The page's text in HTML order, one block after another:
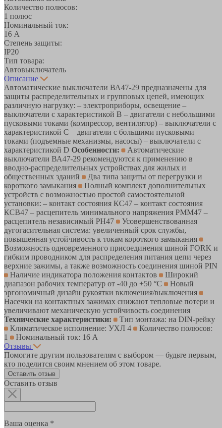
Количество полюсов:
1 полюс
Номинальный ток:
16 А
Степень защиты:
IP20
Тип товара:
Автовыключатель
Описание
Автоматические выключатели ВА47-29 предназначены для
защиты распределительных и групповых цепей, имеющих
различную нагрузку: – электроприборы, освещение –
выключатели с характеристикой В – двигатели с небольшими
пусковыми токами (компрессор, вентилятор) – выключатели с
характеристикой C – двигатели с большими пусковыми
токами (подъемные механизмы, насосы) – выключатели с
характеристикой D Особенности:
Автоматические
выключатели ВА47-29 рекомендуются к применению в
вводно-распределительных устройствах для жилых и
общественных зданий
Два типа защиты от перегрузки и
короткого замыкания
Полный комплект дополнительных
устройств с возможностью простой самостоятельной
установки: – контакт состояния КС47 – контакт состояния
КСВ47 – расцепитель минимального напряжения РММ47 –
расцепитель независимый РН47
Усовершенствованная
дугогасительная система: увеличенный срок службы,
повышенная устойчивость к токам короткого замыкания
Возможность одновременного присоединения шиной FORK и
гибким проводником для распределения питания цепи через
верхние зажимы, а также возможность соединения шиной PIN
Наличие индикатора положения контактов
Широкий
диапазон рабочих температур от -40 до +50 °С
Новый
эргономичный дизайн рукоятки включения/выключения
Насечки на контактных зажимах снижают тепловые потери и
увеличивают механическую устойчивость соединения
Технические характеристики:
Тип монтажа: на DIN-рейку
Климатическое исполнение: УХЛ 4
Количество полюсов:
1
Номинальный ток: 16 А
Отзывы
Помогите другим пользователям с выбором — будьте первым,
кто поделится своим мнением об этом товаре.
Оставить отзыв
Оставить отзыв
Ваша оценка *